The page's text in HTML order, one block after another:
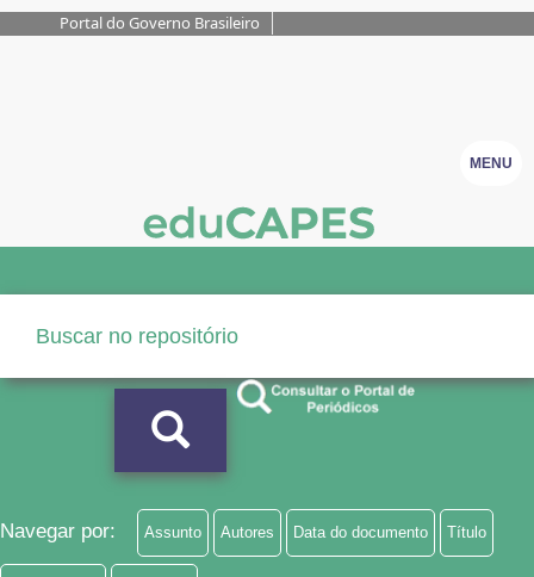
Portal do Governo Brasileiro
MENU
Navegar por: Assunto Autores Data do documento Título